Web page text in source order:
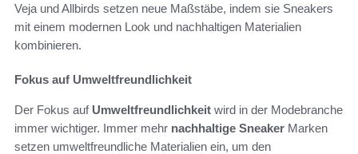
Veja und Allbirds setzen neue Maßstäbe, indem sie Sneakers
mit einem modernen Look und nachhaltigen Materialien
kombinieren.
Fokus auf Umweltfreundlichkeit
Der Fokus auf Umweltfreundlichkeit wird in der Modebranche
immer wichtiger. Immer mehr nachhaltige Sneaker Marken
setzen umweltfreundliche Materialien ein, um den